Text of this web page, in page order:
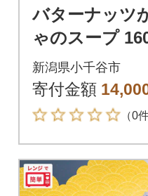
バターナッツ
ゃのスープ
個セット 新潟
谷市産 たかの
新潟県小千谷市
寄付金額
（0件